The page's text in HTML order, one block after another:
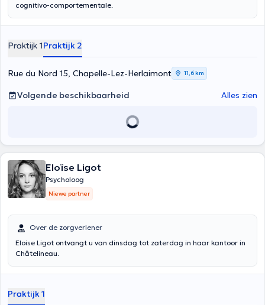
cognitivo-comportementale.
Praktijk 1Praktijk 2
Rue du Nord 15, Chapelle-Lez-Herlaimont 11,6 km
Volgende beschikbaarheid Alles zien
Eloïse Ligot
Psycholoog
Niewe partner
Over de zorgverlener
Eloise Ligot ontvangt u van dinsdag tot zaterdag in haar kantoor in
Châtelineau.
Praktijk 1